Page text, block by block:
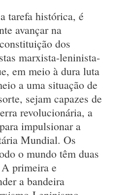
tarefa histórica, é
avançar na
dos
marxista-leninista-
em meio à dura luta
a uma situação de
sejam capazes de
revolucionária, a
impulsionar a
Mundial. Os
o mundo têm duas
primeira e
a bandeira